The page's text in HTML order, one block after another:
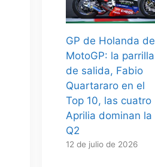
GP de Holanda de
MotoGP: la parrilla
de salida, Fabio
Quartararo en el
Top 10, las cuatro
Aprilia dominan la
Q2
12 de julio de 2026